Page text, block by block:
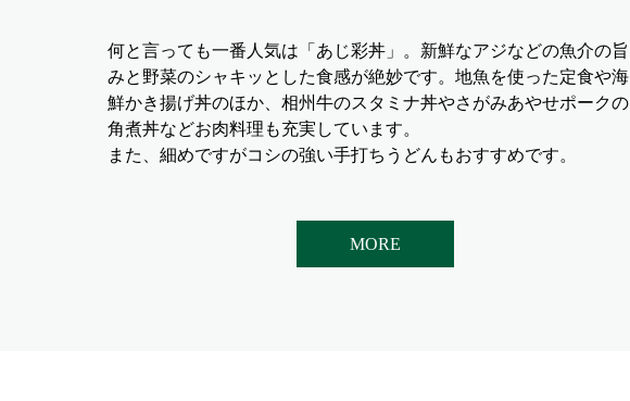
何と言っても一番人気は「あじ彩丼」。新鮮なアジなどの魚介の旨
みと野菜のシャキッとした食感が絶妙です。地魚を使った定食や海
鮮かき揚げ丼のほか、相州牛のスタミナ丼やさがみあやせポークの
角煮丼などお肉料理も充実しています。
また、細めですがコシの強い手打ちうどんもおすすめです。
MORE